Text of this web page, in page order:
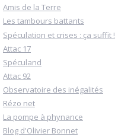
Amis de la Terre
Les tambours battants
Spéculation et crises : ça suffit !
Attac 17
Spéculand
Attac 92
Observatoire des inégalités
Rézo net
La pompe à phynance
Blog d'Olivier Bonnet